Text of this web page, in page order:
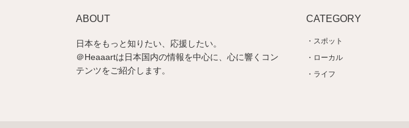
ABOUT
日本をもっと知りたい、応援したい。
＠Heaaartは日本国内の情報を中心に、心に響くコン
テンツをご紹介します。
CATEGORY
スポット
ローカル
ライフ